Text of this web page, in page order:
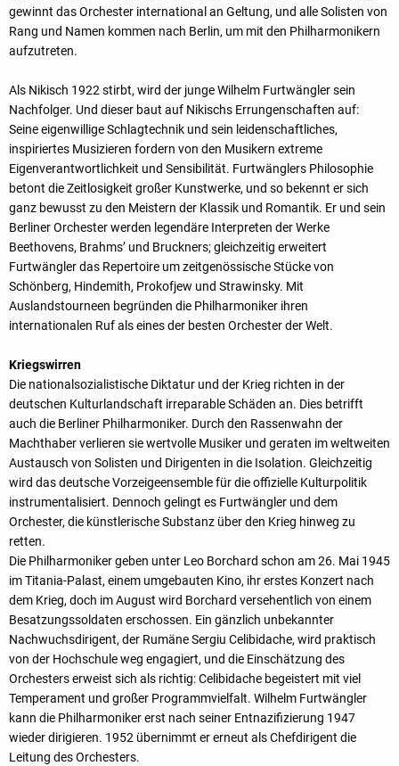
gewinnt das Orchester international an Geltung, und alle Solisten von
Rang und Namen kommen nach Berlin, um mit den Philharmonikern
aufzutreten.
Als Nikisch 1922 stirbt, wird der junge Wilhelm Furtwängler sein
Nachfolger. Und dieser baut auf Nikischs Errungenschaften auf:
Seine eigenwillige Schlagtechnik und sein leidenschaftliches,
inspiriertes Musizieren fordern von den Musikern extreme
Eigenverantwortlichkeit und Sensibilität. Furtwänglers Philosophie
betont die Zeitlosigkeit großer Kunstwerke, und so bekennt er sich
ganz bewusst zu den Meistern der Klassik und Romantik. Er und sein
Berliner Orchester werden legendäre Interpreten der Werke
Beethovens, Brahms’ und Bruckners; gleichzeitig erweitert
Furtwängler das Repertoire um zeitgenössische Stücke von
Schönberg, Hindemith, Prokofjew und Strawinsky. Mit
Auslandstourneen begründen die Philharmoniker ihren
internationalen Ruf als eines der besten Orchester der Welt.
Kriegswirren
Die nationalsozialistische Diktatur und der Krieg richten in der
deutschen Kulturlandschaft irreparable Schäden an. Dies betrifft
auch die Berliner Philharmoniker. Durch den Rassenwahn der
Machthaber verlieren sie wertvolle Musiker und geraten im weltweiten
Austausch von Solisten und Dirigenten in die Isolation. Gleichzeitig
wird das deutsche Vorzeigeensemble für die offizielle Kulturpolitik
instrumentalisiert. Dennoch gelingt es Furtwängler und dem
Orchester, die künstlerische Substanz über den Krieg hinweg zu
retten.
Die Philharmoniker geben unter Leo Borchard schon am 26. Mai 1945
im Titania-Palast, einem umgebauten Kino, ihr erstes Konzert nach
dem Krieg, doch im August wird Borchard versehentlich von einem
Besatzungssoldaten erschossen. Ein gänzlich unbekannter
Nachwuchsdirigent, der Rumäne Sergiu Celibidache, wird praktisch
von der Hochschule weg engagiert, und die Einschätzung des
Orchesters erweist sich als richtig: Celibidache begeistert mit viel
Temperament und großer Programmvielfalt. Wilhelm Furtwängler
kann die Philharmoniker erst nach seiner Entnazifizierung 1947
wieder dirigieren. 1952 übernimmt er erneut als Chefdirigent die
Leitung des Orchesters.